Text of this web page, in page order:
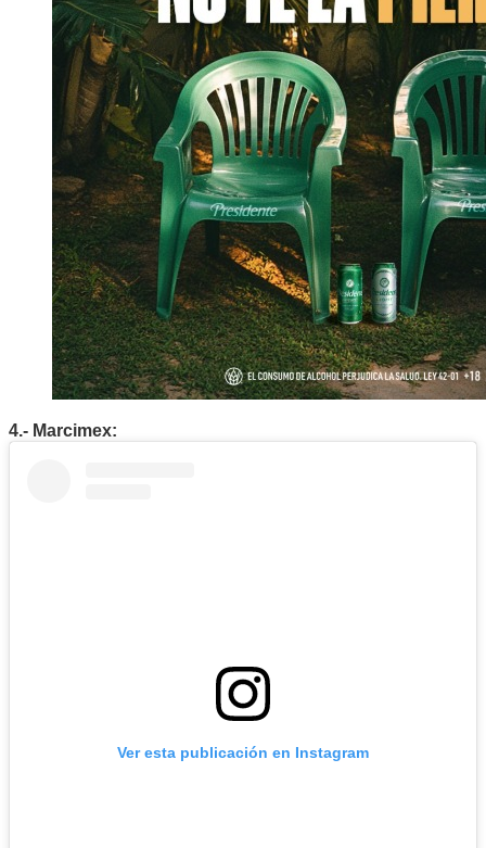
4.- Marcimex:
Ver esta publicación en Instagram